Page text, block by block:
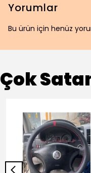
Yorumlar
Bu ürün için henüz
Çok